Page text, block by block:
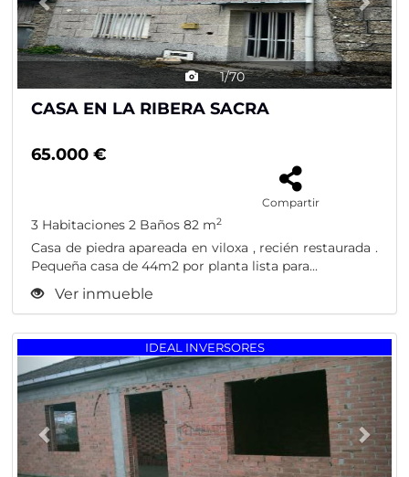
1/70
CASA EN LA RIBERA SACRA
65.000 €
Compartir
3 Habitaciones 2 Baños 82 m2
Casa de piedra apareada en viloxa , recién restaurada .
Pequeña casa de 44m2 por planta lista para...
Ver inmueble
IDEAL INVERSORES
Previous